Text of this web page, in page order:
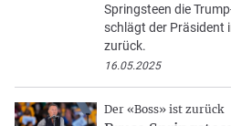
Springsteen die
schlägt der Präsident
zurück.
16.05.2025
Der «Boss» ist zurück